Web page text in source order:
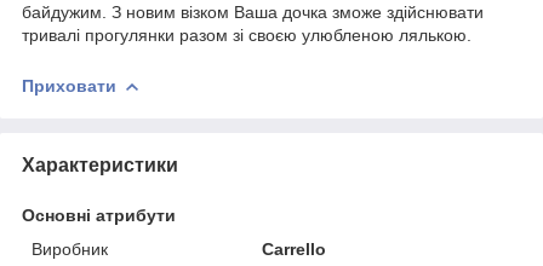
байдужим. З новим візком Ваша дочка зможе здійснювати
тривалі прогулянки разом зі своєю улюбленою лялькою.
Приховати
Характеристики
Основні атрибути
Виробник
Carrello